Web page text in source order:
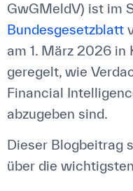
GwGMeldV) ist im
Bundesgesetzblatt
am 1. März 2026
geregelt, wie
Financial
abzugeben sind.
Dieser Blogbeitrag
über die